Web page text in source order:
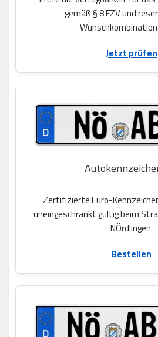
gemäß § 8 FZV und
Jetzt prüfen
Zertifizierte Euro-
uneingeschränkt gültig beim
NÖrdlingen.
Bestellen